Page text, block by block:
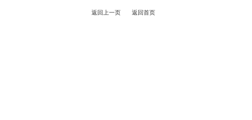
返回上一页 返回首页